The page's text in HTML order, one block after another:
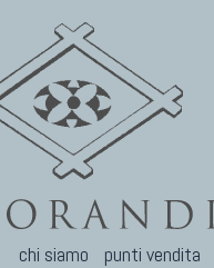
chi siamo punti vendita